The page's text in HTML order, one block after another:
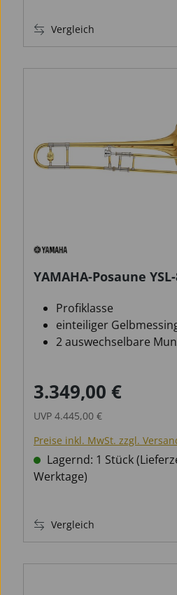
Vergleich
YAMAHA-Posaune
Profiklasse
einteiliger
2 auswechselbare
Verkaufspreis:
3.349,00 €
UVP 4.445,00 €
Preise inkl. MwSt. zzgl.
Lagernd: 1 Stück
Werktage)
Vergleich